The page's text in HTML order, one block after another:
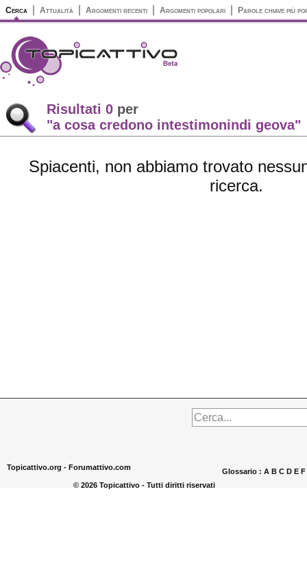
Cerca Attualità Argomenti recenti Argomenti popolari Parole chiave più
Risultati 0 per
"a cosa credono intestimonindi geova"
Spiacenti, non abbiamo trovato
ricerca.
Topicattivo.org - Forumattivo.com Glossario : A B C D E F
© 2026 Topicattivo - Tutti diritti riservati